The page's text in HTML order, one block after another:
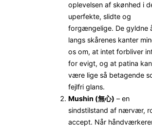
oplevelsen af skønhed i
uperfekte, slidte og
forgængelige. De gyldne
langs skårenes kanter
os om, at intet forbliver
for evigt, og at patina kan
være lige så betagende
fejlfri glans.
Mushin (無心) – en
sindstilstand af nærvær,
accept. Når